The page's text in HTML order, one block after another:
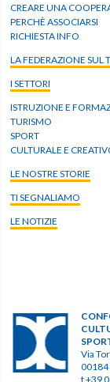
CREARE UNA
PERCHÈ ASSOCIARSI
RICHIESTA INFO
LA FEDERAZIONE SUL
I SETTORI
ISTRUZIONE E
TURISMO
SPORT
CULTURALE E
LE NOSTRE STORIE
TI SEGNALIAMO
LE NOTIZIE
Via
00184
t +39